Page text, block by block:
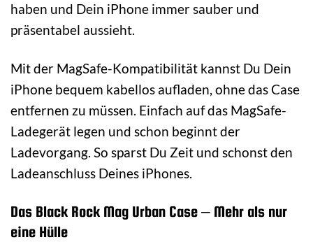
haben und Dein iPhone immer sauber und
präsentabel aussieht.
Mit der MagSafe-Kompatibilität kannst Du Dein
iPhone bequem kabellos aufladen, ohne das Case
entfernen zu müssen. Einfach auf das MagSafe-
Ladegerät legen und schon beginnt der
Ladevorgang. So sparst Du Zeit und schonst den
Ladeanschluss Deines iPhones.
Das Black Rock Mag Urban Case – Mehr als nur
eine Hülle